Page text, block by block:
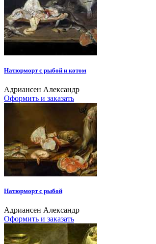
Натюрморт с рыбой и котом
Адриансен Александр
Оформить и заказать
Натюрморт с рыбой
Адриансен Александр
Оформить и заказать